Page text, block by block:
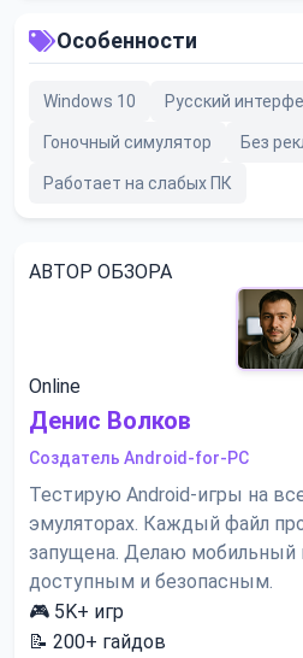
Особенности
Windows 10 Русский
Гоночный симулятор Без
Работает на слабых ПК
АВТОР ОБЗОРА
Online
Денис Волков
Создатель Android-for-PC
Тестирую Android-игры на
эмуляторах. Каждый файл
запущена. Делаю мобильный
доступным и безопасным.
🎮 5K+ игр
📝 200+ гайдов